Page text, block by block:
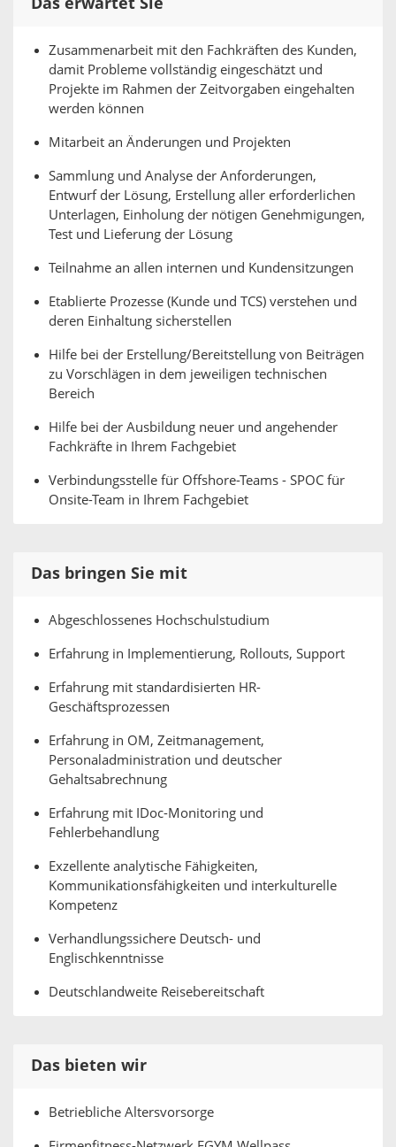
Zusammenarbeit mit den Fachkräften des Kunden,
damit Probleme vollständig eingeschätzt und
Projekte im Rahmen der Zeitvorgaben eingehalten
werden können
Mitarbeit an Änderungen und Projekten
Sammlung und Analyse der Anforderungen,
Entwurf der Lösung, Erstellung aller erforderlichen
Unterlagen, Einholung der nötigen Genehmigungen,
Test und Lieferung der Lösung
Teilnahme an allen internen und Kundensitzungen
Etablierte Prozesse (Kunde und TCS) verstehen und
deren Einhaltung sicherstellen
Hilfe bei der Erstellung/Bereitstellung von Beiträgen
zu Vorschlägen in dem jeweiligen technischen
Bereich
Hilfe bei der Ausbildung neuer und angehender
Fachkräfte in Ihrem Fachgebiet
Verbindungsstelle für Offshore-Teams - SPOC für
Onsite-Team in Ihrem Fachgebiet
Das bringen Sie mit
Abgeschlossenes Hochschulstudium
Erfahrung in Implementierung, Rollouts, Support
Erfahrung mit standardisierten HR-
Geschäftsprozessen
Erfahrung in OM, Zeitmanagement,
Personaladministration und deutscher
Gehaltsabrechnung
Erfahrung mit IDoc-Monitoring und
Fehlerbehandlung
Exzellente analytische Fähigkeiten,
Kommunikationsfähigkeiten und interkulturelle
Kompetenz
Verhandlungssichere Deutsch- und
Englischkenntnisse
Deutschlandweite Reisebereitschaft
Das bieten wir
Betriebliche Altersvorsorge